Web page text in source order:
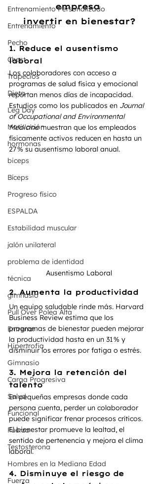
Entrenamiento Personalizado
Entrenamiento
Pecho
Chest
Trapecios
Dieta
Leg Day
Motivación
hormonas
biceps
Bíceps
Progreso físico
ESPALDA
Estabilidad muscular
jalón unilateral
problema de identidad
técnica
gimnasio
Pull Over Polea Alta
Entrenar
Hipertrofia
Gimnasio
Carga Progresiva
Salud
Funcional
Fuerza
Testosterona
Hombres en la Mediana Edad
Fuerza
empresa
invertir en bienestar?
1. Reduce el ausentismo
laboral
Los colaboradores con acceso a
programas de salud física y emocional
reportan menos días de incapacidad.
Estudios como los publicados en Journal
of Occupational and Environmental
Medicine muestran que los empleados
físicamente activos reducen en hasta un
27 % su ausentismo laboral anual.
Ausentismo Laboral
2. Aumenta la productividad
Un equipo saludable rinde más. Harvard
Business Review estima que los
programas de bienestar pueden mejorar
la productividad hasta en un 31 % y
disminuir los errores por fatiga o estrés.
3. Mejora la retención del
talento
En pequeñas empresas donde cada
persona cuenta, perder un colaborador
puede significar frenar procesos críticos.
El bienestar promueve la lealtad, el
sentido de pertenencia y mejora el clima
laboral.
4. Disminuye el riesgo de